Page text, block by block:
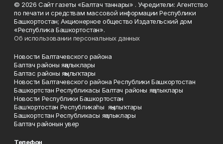
© 2026 Сайт газеты «Балтач таннары» . Учредители: Агентство
по печати и средствам массовой информации Республики
Башкортостан; Акционерное общество Издательский дом
«Республика Башкортостан».
Об использовании персональных данных
Новости Балтачевского района
Балтач районы яңалыклары
Балтас районы яңылыҡтары
Новости Балтачевского района Республики Башкортостан
Башкортстан Республикасы Балтач районы яңалыклары
Новости Республики Башкортостан
Башҡортостан Республикаһы яңылыҡтары
Башкортстан Республикасы яңалыклары
Балтач районын увер
Телефон